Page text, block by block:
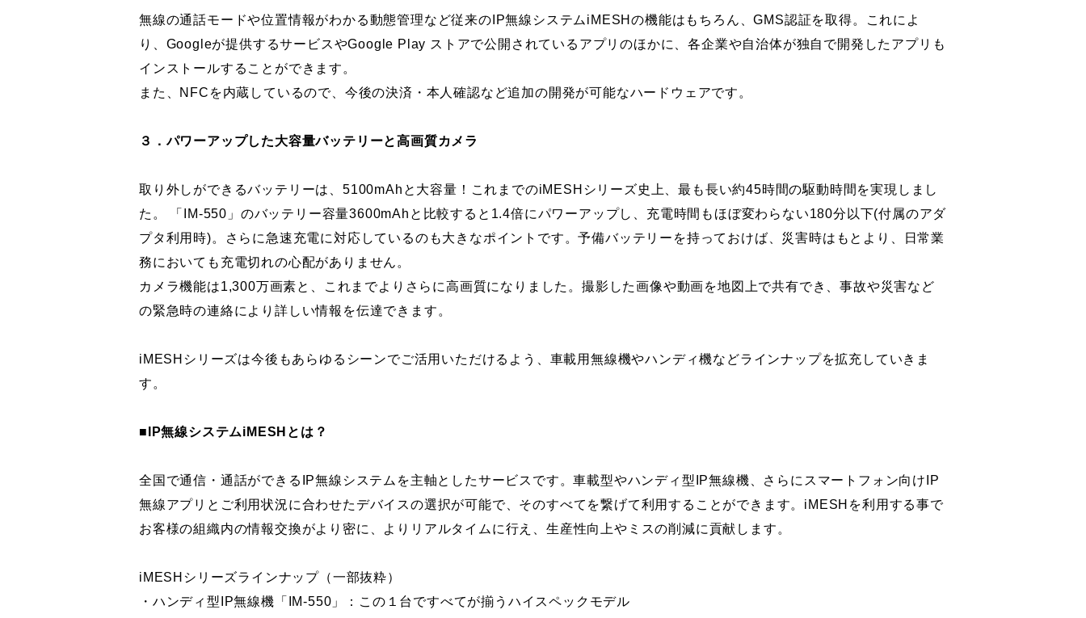
無線の通話モードや位置情報がわかる動態管理など従来のIP無線システムiMESHの機能はもちろん、GMS認証を取得。これによ
り、Googleが提供するサービスやGoogle Play ストアで公開されているアプリのほかに、各企業や自治体が独自で開発したアプリも
インストールすることができます。
また、NFCを内蔵しているので、今後の決済・本人確認など追加の開発が可能なハードウェアです。
３．パワーアップした大容量バッテリーと高画質カメラ
取り外しができるバッテリーは、5100mAhと大容量！これまでのiMESHシリーズ史上、最も長い約45時間の駆動時間を実現しまし
た。 「IM-550」のバッテリー容量3600mAhと比較すると1.4倍にパワーアップし、充電時間もほぼ変わらない180分以下(付属のアダ
プタ利用時)。さらに急速充電に対応しているのも大きなポイントです。予備バッテリーを持っておけば、災害時はもとより、日常業
務においても充電切れの心配がありません。
カメラ機能は1,300万画素と、これまでよりさらに高画質になりました。撮影した画像や動画を地図上で共有でき、事故や災害など
の緊急時の連絡により詳しい情報を伝達できます。
iMESHシリーズは今後もあらゆるシーンでご活用いただけるよう、車載用無線機やハンディ機などラインナップを拡充していきま
す。
■IP無線システムiMESHとは？
全国で通信・通話ができるIP無線システムを主軸としたサービスです。車載型やハンディ型IP無線機、さらにスマートフォン向けIP
無線アプリとご利用状況に合わせたデバイスの選択が可能で、そのすべてを繋げて利用することができます。iMESHを利用する事で
お客様の組織内の情報交換がより密に、よりリアルタイムに行え、生産性向上やミスの削減に貢献します。
iMESHシリーズラインナップ（一部抜粋）
・ハンディ型IP無線機「IM-550」：この１台ですべてが揃うハイスペックモデル